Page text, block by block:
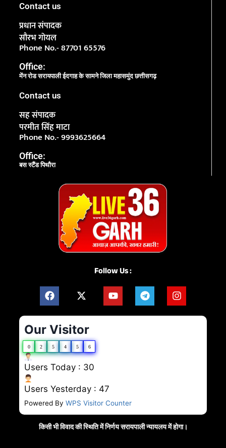
Contact us
प्रधान संपादक
सौरभ गोयल
Phone No.- 87701 65576
Office:
मेंन रोड सरायपाली ईदगाह के सामने जिला महासमुंद छत्तीसगढ़
Contact us
सह संपादक
परमीत सिंह माटा
Phone No.- 9993625664
Office:
बस स्टैंड पिथौरा
Follow Us :
Our Visitor
0 2 5 4 5 6
Users Today : 30
Users Yesterday : 47
Powered By WPS Visitor Counter
किसी भी विवाद की स्थिति में निर्णय सरायपाली न्यायलय में होगा।